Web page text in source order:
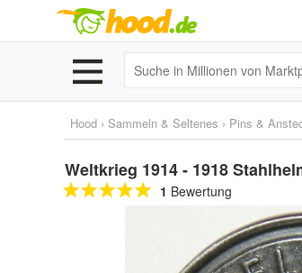
Hood › Sammeln & Seltenes › Pins &
Weltkrieg 1914 - 1918
1 Bewertung